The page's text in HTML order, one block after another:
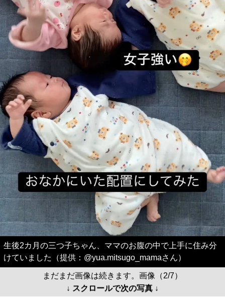
生後2カ月の三つ子ちゃん、ママのお腹の中で上手に住み分
けていました（提供：@yua.mitsugo_mamaさん）
まだまだ画像は続きます。画像（2/7）
↓ スクロールで次の写真 ↓